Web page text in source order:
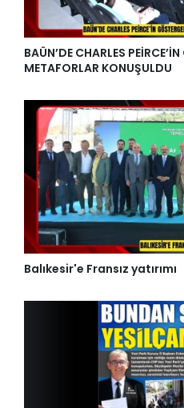
BAÜN’DE CHARLES
METAFORLAR KONUŞULDU
Balıkesir'e Fransız yatırımı